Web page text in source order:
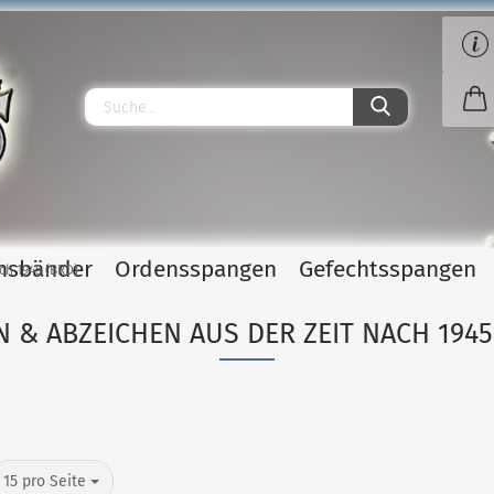
Ordensspangen Gefechtsspangen
Neue
1945 (BRD)
& ABZEICHEN AUS DER ZEIT NACH
15 pro Seite